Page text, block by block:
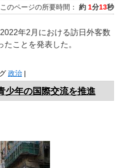
このページの所要時間： 約 1分13秒
年2月における訪日外客数
ことを発表した。
政治 |
少年の国際交流を推進